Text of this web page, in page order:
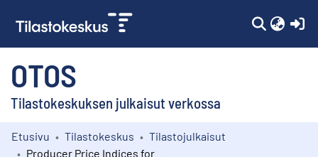
OTOS
Tilastokeskuksen julkaisut verkossa
Kokoelmat
Etusivu Tilastokeskus
Tilastojulkaisut